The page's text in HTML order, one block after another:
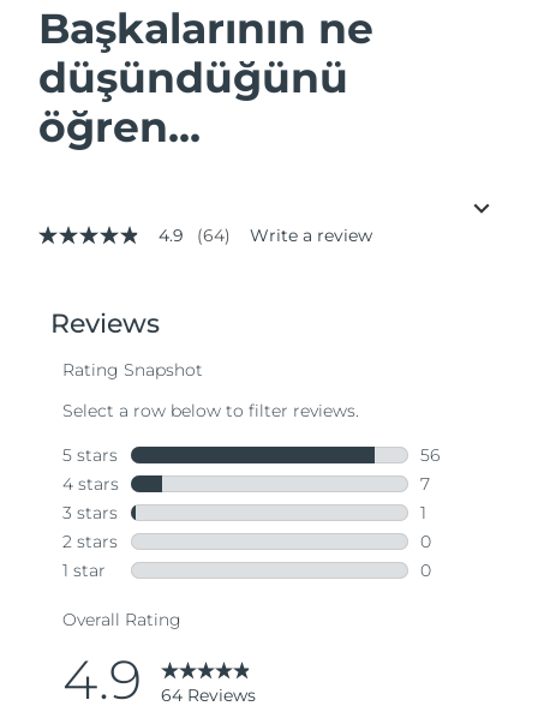
Başkalarının ne
düşündüğünü
öğren...
4.9
stars,
average
value.
Same
page
link.
4.9 (64) Write a review